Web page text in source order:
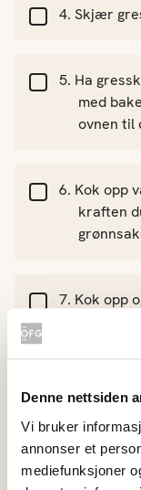
Denne nettsiden
Vi bruker
annonser et
mediefunksjoner
Skjær
Ha
med
ovnen til
Kok opp
kraften
Kok opp
skvett
Kok opp